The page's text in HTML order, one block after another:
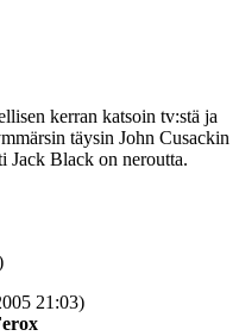
kerran katsoin tv:stä ja
täysin John Cusackin
Jack Black on neroutta.
21:03)